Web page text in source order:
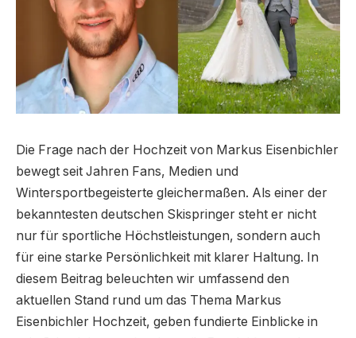
Die Frage nach der Hochzeit von Markus Eisenbichler
bewegt seit Jahren Fans, Medien und
Wintersportbegeisterte gleichermaßen. Als einer der
bekanntesten deutschen Skispringer steht er nicht
nur für sportliche Höchstleistungen, sondern auch
für eine starke Persönlichkeit mit klarer Haltung. In
diesem Beitrag beleuchten wir umfassend den
aktuellen Stand rund um das Thema Markus
Eisenbichler Hochzeit, geben fundierte Einblicke in